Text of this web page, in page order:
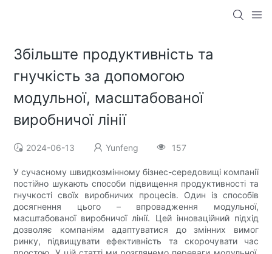
Збільште продуктивність та
гнучкість за допомогою
модульної, масштабованої
виробничої лінії
2024-06-13 Yunfeng 157
У сучасному швидкозмінному бізнес-середовищі компанії
постійно шукають способи підвищення продуктивності та
гнучкості своїх виробничих процесів. Один із способів
досягнення цього – впровадження модульної,
масштабованої виробничої лінії. Цей інноваційний підхід
дозволяє компаніям адаптуватися до змінних вимог
ринку, підвищувати ефективність та скорочувати час